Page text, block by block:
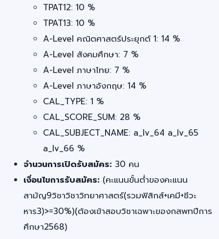
TPAT12: 10 %
TPAT13: 10 %
A-Level คณิตศาสตร์ประยุกต์ 1: 14 %
A-Level สังคมศึกษา: 7 %
A-Level ภาษาไทย: 7 %
A-Level ภาษาอังกฤษ: 14 %
CAL_TYPE: 1 %
CAL_SCORE_SUM: 28 %
CAL_SUBJECT_NAME: a_lv_64 a_lv_65
a_lv_66 %
จำนวนการเปิดรับสมัคร: 30 คน
เงื่อนไขการรับสมัคร: (คะแนนขั้นต่ำของคะแนน
สามัญ9วิชาวิชาวิทยาศาสตร์(รวมฟิสิกส์+เคมี+ชีวะ
หาร3)>=30%)(ต้องเข้าสอบวิชาเฉพาะของกสพทปีการ
ศึกษา2568)